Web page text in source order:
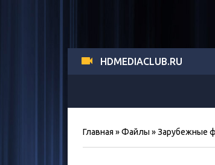
HDMEDIACLUB.RU
Главная »Файлы »Зарубежные